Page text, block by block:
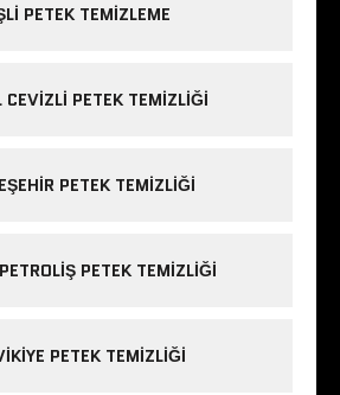
PETEK TEMIZLEME
CEVIZLI PETEK TEMIZLIĞI
PETEK TEMIZLIĞI
PETEK TEMIZLIĞI
PETEK TEMIZLIĞI